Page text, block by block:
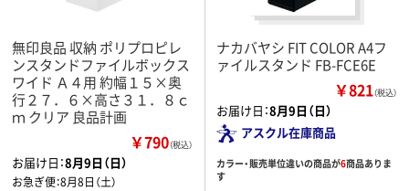
無印良品 収納 ポリプロピレ
ンスタンドファイルボックス
ワイド Ａ４用 約幅１５×奥
行２７．６×高さ３１．８ｃ
ｍ クリア 良品計画
￥790（税込）
お届け日：8月9日（日）
お急ぎ便：8月8日（土）
ナカバヤシ FIT COLOR A4フ
ァイルスタンド FB-FCE6E
￥821（税込）
お届け日：8月9日（日）
アスクル在庫商品
カラー・販売単位違いの商品が6商品ありま
す